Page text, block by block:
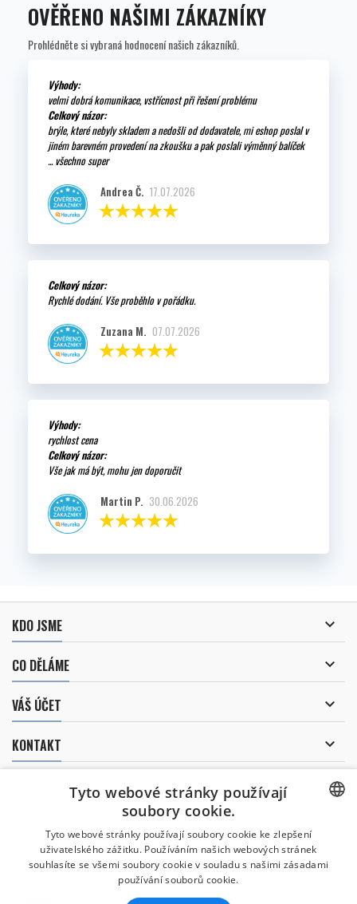
OVĚŘENO NAŠIMI ZÁKAZNÍKY
Prohlédněte si vybraná hodnocení našich zákazníků.
Výhody:
velmi dobrá komunikace, vstřícnost při řešení problému
Celkový názor:
brýle, které nebyly skladem a nedošli od dodavatele, mi eshop poslal v
jiném barevném provedení na zkoušku a pak poslali výměnný balíček
... všechno super
Andrea Č. 17.07.2026
Celkový názor:
Rychlé dodání. Vše proběhlo v pořádku.
Zuzana M. 07.07.2026
Výhody:
rychlost cena
Celkový názor:
Vše jak má být, mohu jen doporučit
Martin P. 30.06.2026
KDO JSME 
CO DĚLÁME 
VÁŠ ÚČET 
KONTAKT 
ODBĚR NOVINEK
Uděluji souhlas se
zpracováním osobních údajů.
CZECH
Tyto webové stránky používají
soubory cookie.
Tyto webové stránky používají soubory cookie ke zlepšení
uživatelského zážitku. Používáním našich webových stránek
souhlasíte se všemi soubory cookie v souladu s našimi zásadami
používání souborů cookie.